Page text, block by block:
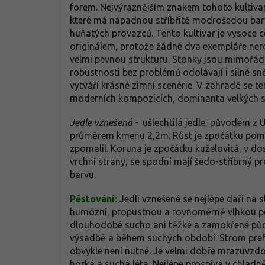
forem. Nejvýraznějším znakem tohoto
které má nápadnou stříbřitě modrošedou
huňatých provazců. Tento kultivar je vysoce
originálem, protože žádné dva exempláře
velmi pevnou strukturu. Stonky jsou
robustnosti bez problémů odolávají i silné
vytváří krásné zimní scenérie. V zahradě se
moderních kompozicích, dominanta velkých
Jedle vznešená - ušlechtilá jedle, původem z
průměrem kmenu 2,2m. Růst je zpočátku
zpomalil. Koruna je zpočátku kuželovitá, v
vrchní strany, se spodní mají šedo-stříbrný
barvu.
Pěstování: Jedli vznešené se nejlépe daří na
humózní, propustnou a rovnoměrně vlhkou
dlouhodobé sucho ani těžké a zamokřené
výsadbě a během suchých období. Strom
obvykle není nutné. Je velmi dobře